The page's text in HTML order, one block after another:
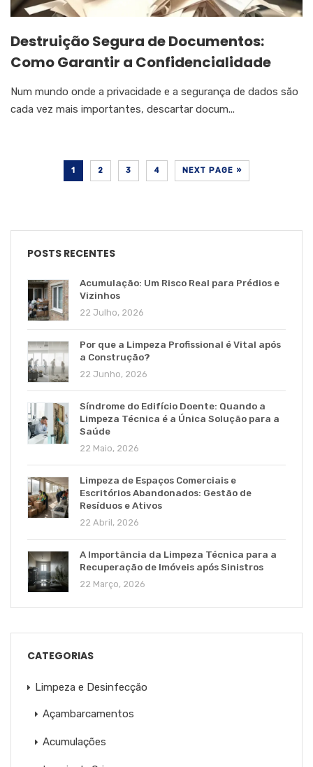
Destruição Segura de Documentos:
Como Garantir a Confidencialidade
Num mundo onde a privacidade e a segurança de dados são
cada vez mais importantes, descartar docum...
1 2 3 4 NEXT PAGE »
POSTS RECENTES
Acumulação: Um Risco Real para Prédios e
Vizinhos
22 Julho, 2026
Por que a Limpeza Profissional é Vital após
a Construção?
22 Junho, 2026
Síndrome do Edifício Doente: Quando a
Limpeza Técnica é a Única Solução para a
Saúde
22 Maio, 2026
Limpeza de Espaços Comerciais e
Escritórios Abandonados: Gestão de
Resíduos e Ativos
22 Abril, 2026
A Importância da Limpeza Técnica para a
Recuperação de Imóveis após Sinistros
22 Março, 2026
CATEGORIAS
Limpeza e Desinfecção
Açambarcamentos
Acumulações